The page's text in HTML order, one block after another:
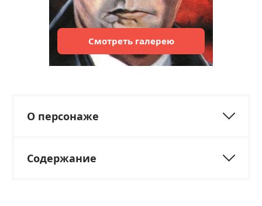
Смотреть галерею
О персонаже
Содержание